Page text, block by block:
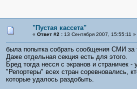
"Пустая кассета"
« Ответ #2 :13 Сентября 2007, 15:55:11 »
была попытка собрать сообщения СМИ за
Даже отдельная секция есть для этого.
Бред тогда несся с экранов и страничек
"Репортеры" всех стран соревновались,
которые удалось раздобыть.